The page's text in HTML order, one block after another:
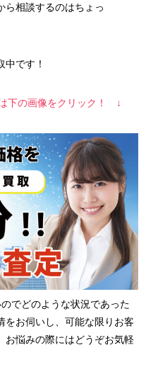
ら相談するのはちょっ
です！
下の画像をクリック！ ↓
でどのような状況であった
をお伺いし、可能な限りお客
お悩みの際にはどうぞお気軽